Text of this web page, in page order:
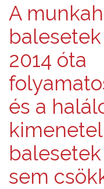
A
2014 óta
és a
sem